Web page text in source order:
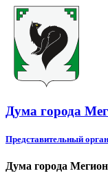
Дума города
Представительный
Дума города